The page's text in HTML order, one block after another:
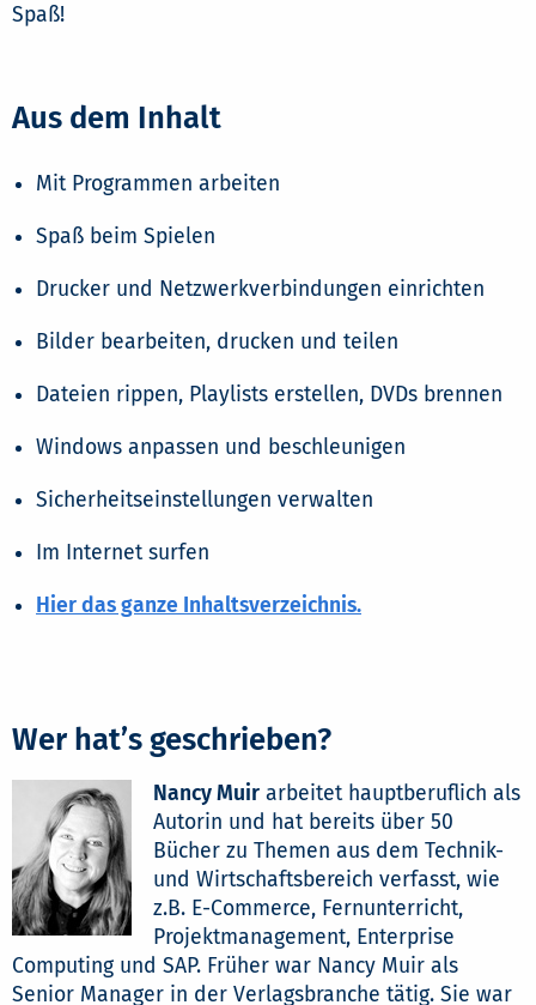
Spaß!
Aus dem Inhalt
Mit Programmen arbeiten
Spaß beim Spielen
Drucker und Netzwerkverbindungen einrichten
Bilder bearbeiten, drucken und teilen
Dateien rippen, Playlists erstellen, DVDs brennen
Windows anpassen und beschleunigen
Sicherheitseinstellungen verwalten
Im Internet surfen
Hier das ganze Inhaltsverzeichnis.
Wer hat’s geschrieben?
Nancy Muirarbeitet hauptberuflich als
Autorin und hat bereits über 50
Bücher zu Themen aus dem Technik-
und Wirtschaftsbereich verfasst, wie
z.B. E-Commerce, Fernunterricht,
Projektmanagement, Enterprise
Computing und SAP. Früher war Nancy Muir als
Senior Manager in der Verlagsbranche tätig. Sie war